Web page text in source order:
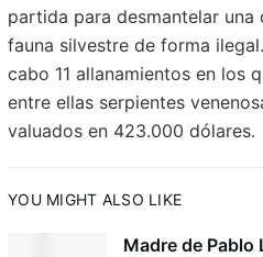
partida para desmantelar
fauna silvestre de forma
cabo 11 allanamientos en los
entre ellas serpientes
valuados en 423.000 dólares.
YOU MIGHT ALSO LIKE
Madre de Pablo